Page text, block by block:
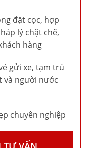
đặt cọc, hợp
lý chặt chẽ,
hàng
gửi xe, tạm trú
và người nước
chuyên nghiệp